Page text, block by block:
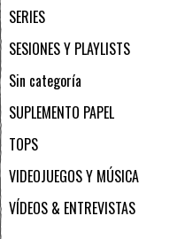
SERIES
SESIONES Y PLAYLISTS
Sin categoría
SUPLEMENTO PAPEL
TOPS
VIDEOJUEGOS Y MÚSICA
VÍDEOS & ENTREVISTAS